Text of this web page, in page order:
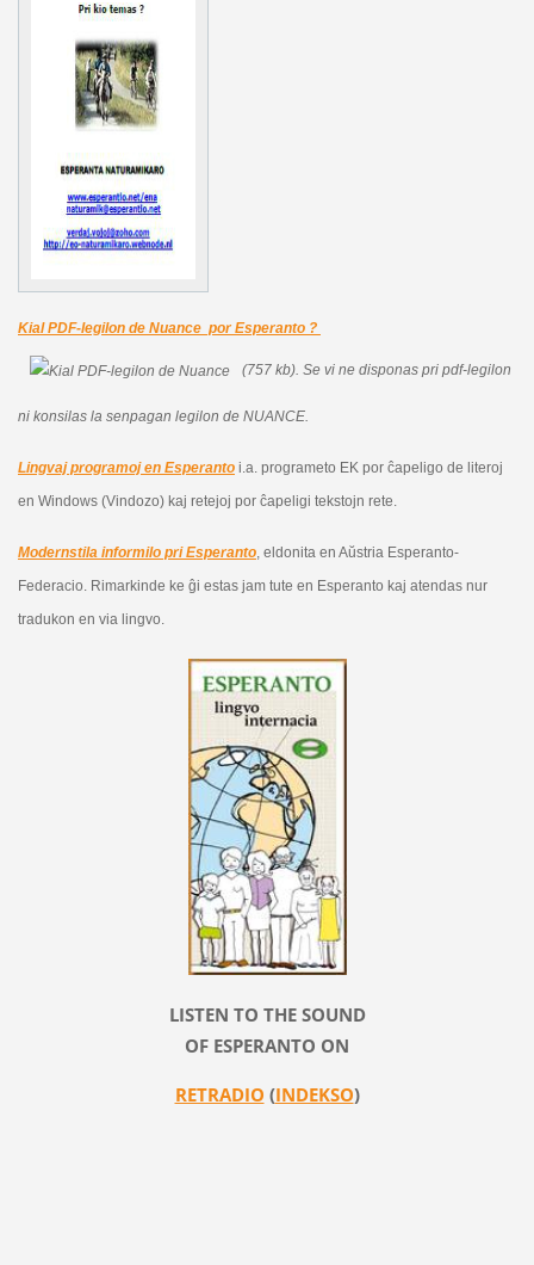
Kial PDF-legilon de Nuance por Esperanto ?
(757 kb). Se vi ne disponas pri pdf-legilon
ni konsilas la senpagan legilon de NUANCE.
Lingvaj programoj en Esperantoi.a. programeto EK por ĉapeligo de literoj
en Windows (Vindozo) kaj retejoj por ĉapeligi tekstojn rete.
Modernstila informilo pri Esperanto, eldonita en Aŭstria Esperanto-
Federacio. Rimarkinde ke ĝi estas jam tute en Esperanto kaj atendas nur
tradukon en via lingvo.
LISTEN TO THE SOUND
OF ESPERANTO ON
RETRADIO (INDEKSO)